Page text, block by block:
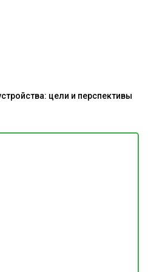
цели и перспективы